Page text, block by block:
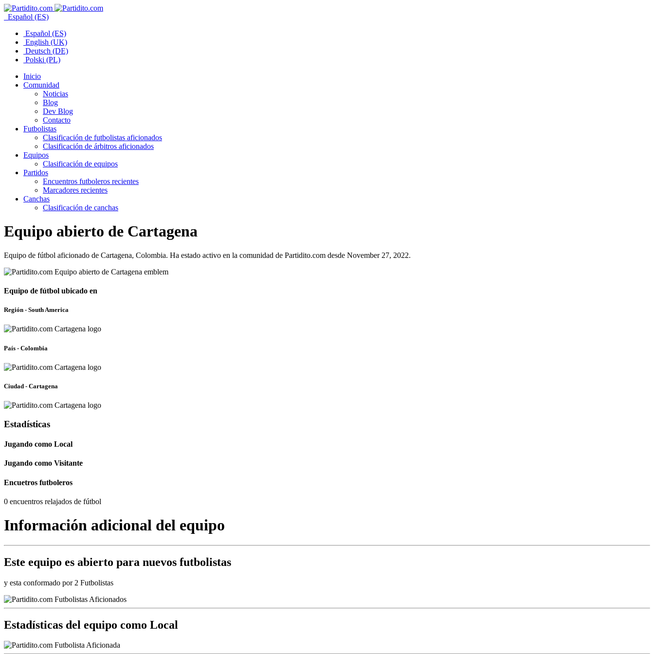
Español (ES)
Español (ES)
English (UK)
Deutsch (DE)
Polski (PL)
Inicio
Comunidad
Noticias
Blog
Dev Blog
Contacto
Futbolistas
Clasificación de futbolistas aficionados
Clasificación de árbitros aficionados
Equipos
Clasificación de equipos
Partidos
Encuentros futboleros recientes
Marcadores recientes
Canchas
Clasificación de canchas
Equipo abierto de Cartagena
Equipo de fútbol aficionado de Cartagena, Colombia. Ha estado activo en la comunidad de Partidito.com desde November 27, 2022.
Equipo de fútbol ubicado en
Región - South America
País - Colombia
Ciudad - Cartagena
Estadísticas
Jugando como Local
Jugando como Visitante
Encuetros futboleros
0 encuentros relajados de fútbol
Información adicional del equipo
Este equipo es abierto para nuevos futbolistas
y esta conformado por 2 Futbolistas
Estadísticas del equipo como Local